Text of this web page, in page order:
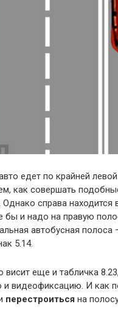
едет по крайней
как совершать
справа
бы и надо на правую
автобусная
5.14.
висит еще и табличка
видеофиксацию. И как
перестроиться на